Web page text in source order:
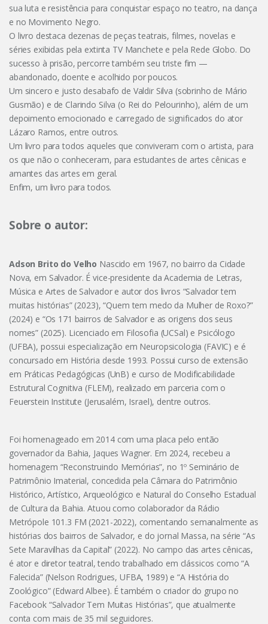
sua luta e resistência para conquistar espaço no teatro, na dança
e no Movimento Negro.
O livro destaca dezenas de peças teatrais, filmes, novelas e
séries exibidas pela extinta TV Manchete e pela Rede Globo. Do
sucesso à prisão, percorre também seu triste fim —
abandonado, doente e acolhido por poucos.
Um sincero e justo desabafo de Valdir Silva (sobrinho de Mário
Gusmão) e de Clarindo Silva (o Rei do Pelourinho), além de um
depoimento emocionado e carregado de significados do ator
Lázaro Ramos, entre outros.
Um livro para todos aqueles que conviveram com o artista, para
os que não o conheceram, para estudantes de artes cênicas e
amantes das artes em geral.
Enfim, um livro para todos.
Sobre o autor:
Adson Brito do Velho Nascido em 1967, no bairro da Cidade
Nova, em Salvador. É vice-presidente da Academia de Letras,
Música e Artes de Salvador e autor dos livros “Salvador tem
muitas histórias” (2023), “Quem tem medo da Mulher de Roxo?”
(2024) e “Os 171 bairros de Salvador e as origens dos seus
nomes” (2025). Licenciado em Filosofia (UCSal) e Psicólogo
(UFBA), possui especialização em Neuropsicologia (FAVIC) e é
concursado em História desde 1993. Possui curso de extensão
em Práticas Pedagógicas (UnB) e curso de Modificabilidade
Estrutural Cognitiva (FLEM), realizado em parceria com o
Feuerstein Institute (Jerusalém, Israel), dentre outros.
Foi homenageado em 2014 com uma placa pelo então
governador da Bahia, Jaques Wagner. Em 2024, recebeu a
homenagem “Reconstruindo Memórias”, no 1º Seminário de
Patrimônio Imaterial, concedida pela Câmara do Patrimônio
Histórico, Artístico, Arqueológico e Natural do Conselho Estadual
de Cultura da Bahia. Atuou como colaborador da Rádio
Metrópole 101.3 FM (2021-2022), comentando semanalmente as
histórias dos bairros de Salvador, e do jornal Massa, na série “As
Sete Maravilhas da Capital” (2022). No campo das artes cênicas,
é ator e diretor teatral, tendo trabalhado em clássicos como “A
Falecida” (Nelson Rodrigues, UFBA, 1989) e “A História do
Zoológico” (Edward Albee). É também o criador do grupo no
Facebook “Salvador Tem Muitas Histórias”, que atualmente
conta com mais de 35 mil seguidores.